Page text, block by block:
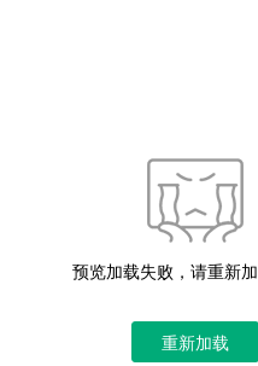
预览加载失败，请重新
重新加载